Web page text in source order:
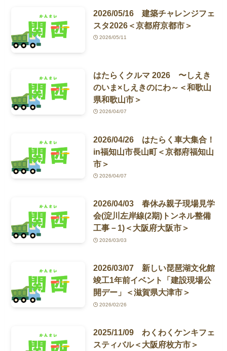
2026/05/16 建築チャレンジフェ
スタ2026＜京都府京都市＞
2026/05/11
はたらくクルマ 2026 〜しえき
のいま×しえきのにわ～＜和歌山
県和歌山市＞
2026/04/07
2026/04/26 はたらく車大集合！
in福知山市長山町＜京都府福知山
市＞
2026/04/07
2026/04/03 春休み親子現場見学
会(淀川左岸線(2期)トンネル整備
工事－1)＜大阪府大阪市＞
2026/03/03
2026/03/07 新しい琵琶湖文化館
竣工1年前イベント「建設現場公
開デー」＜滋賀県大津市＞
2026/02/26
2025/11/09 わくわくケンキフェ
スティバル＜大阪府枚方市＞